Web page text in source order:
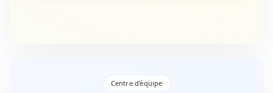
Centre d'équipe